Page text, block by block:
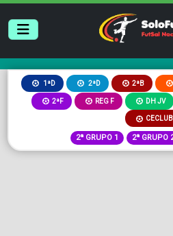
1ªD 2ªD 2ªB
2ªF REG F DH JV
CECLUB
2ª GRUPO 1 2ª GRUPO